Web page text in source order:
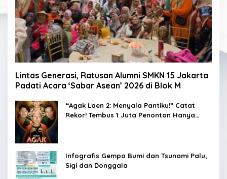
Lintas Generasi, Ratusan Alumni SMKN 15 Jakarta
Padati Acara ‘Sabar Asean’ 2026 di Blok M
“Agak Laen 2: Menyala Pantiku!” Catat
Rekor! Tembus 1 Juta Penonton Hanya
Infografis Gempa Bumi dan Tsunami Palu,
Sigi dan Donggala